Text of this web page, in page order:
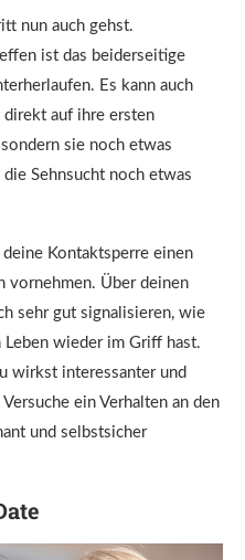
nun auch gehst.
ist das beiderseitige
Es kann auch
auf ihre ersten
sie noch etwas
Sehnsucht noch etwas
Kontaktsperre einen
vornehmen. Über deinen
sehr gut signalisieren, wie
wieder im Griff hast.
wirkst interessanter und
ein Verhalten an den
und selbstsicher